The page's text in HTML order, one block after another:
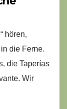
hören,
die Ferne.
die Taperías
Wir